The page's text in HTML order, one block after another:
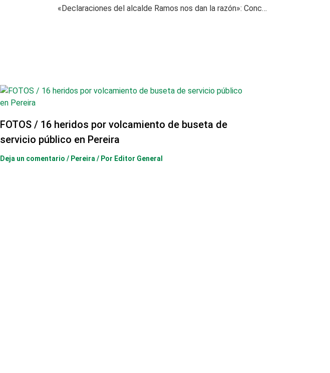
«Declaraciones del alcalde Ramos nos dan la razón»: Concejal Parra
FOTOS / 16 heridos por volcamiento de buseta de
servicio público en Pereira
Deja un comentario / Pereira / Por Editor General